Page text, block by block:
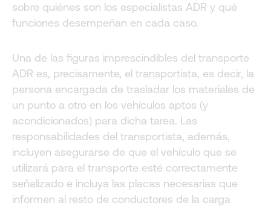
sobre quiénes son los especialistas ADR y qué
funciones desempeñan en cada caso.
Una de las figuras imprescindibles del transporte
ADR es, precisamente, el transportista, es decir, la
persona encargada de trasladar los materiales de
un punto a otro en los vehículos aptos (y
acondicionados) para dicha tarea. Las
responsabilidades del transportista, además,
incluyen asegurarse de que el vehículo que se
utilizará para el transporte esté correctamente
señalizado e incluya las placas necesarias que
informen al resto de conductores de la carga